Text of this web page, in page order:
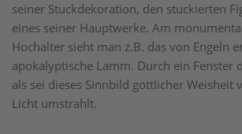
seiner Stuckdekoration, den stuckierten
eines seiner Hauptwerke. Am
Hochalter sieht man z.B. das von Engeln
apokalyptische Lamm. Durch ein Fenster
als sei dieses Sinnbild göttlicher Weisheit
Licht umstrahlt.